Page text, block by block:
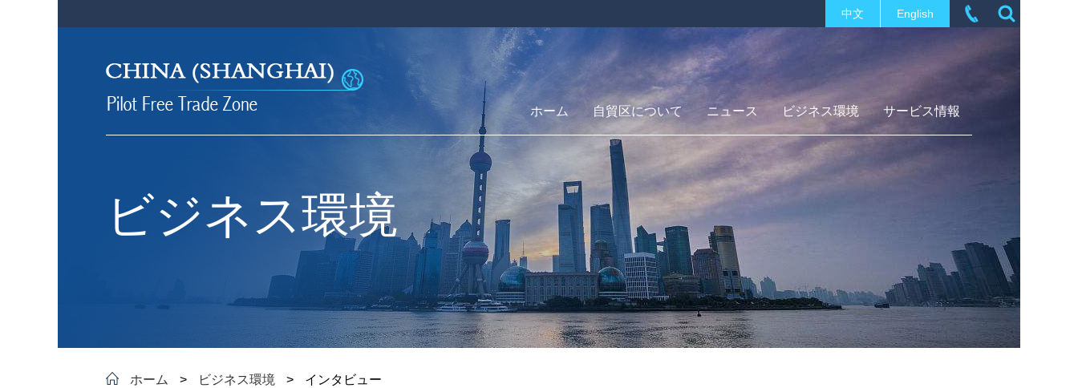
中文 English
ホーム 自貿区について ニュース ビジネス環境 サービス情報
ビジネス環境
ホーム > ビジネス環境 > インタビュー